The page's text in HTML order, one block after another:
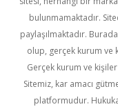
bulunmamaktadır.
paylaşılmaktadır.
olup, gerçek kurum ve
Gerçek kurum ve
Sitemiz, kar amacı
platformudur.